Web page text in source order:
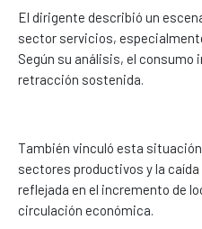
El dirigente describió un
sector servicios,
Según su análisis, el consumo
retracción sostenida.
También vinculó esta
sectores productivos y la
reflejada en el incremento de
circulación económica.